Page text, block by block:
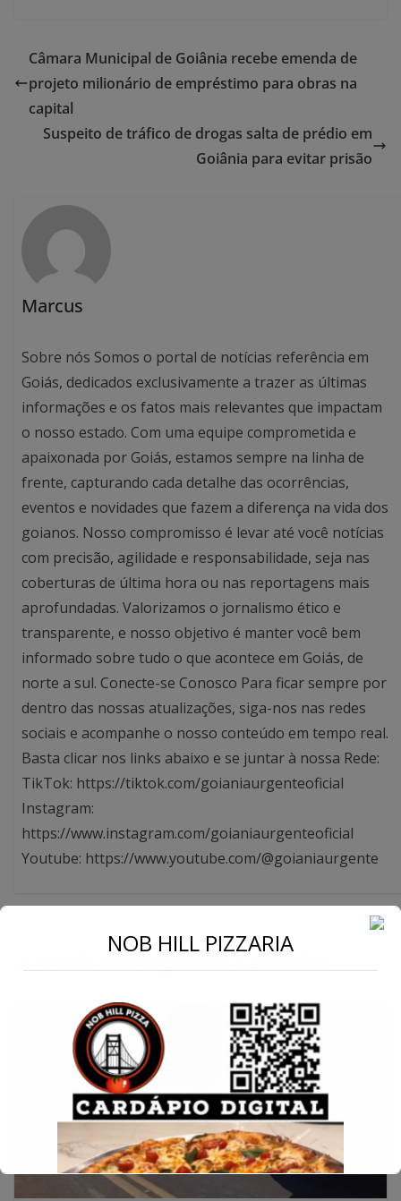
Câmara Municipal de Goiânia recebe emenda de
projeto milionário de empréstimo para obras na
capital
Suspeito de tráfico de drogas salta de prédio em
Goiânia para evitar prisão
Marcus
Sobre nós Somos o portal de notícias referência em
Goiás, dedicados exclusivamente a trazer as últimas
informações e os fatos mais relevantes que impactam
o nosso estado. Com uma equipe comprometida e
apaixonada por Goiás, estamos sempre na linha de
frente, capturando cada detalhe das ocorrências,
eventos e novidades que fazem a diferença na vida dos
goianos. Nosso compromisso é levar até você notícias
com precisão, agilidade e responsabilidade, seja nas
coberturas de última hora ou nas reportagens mais
aprofundadas. Valorizamos o jornalismo ético e
transparente, e nosso objetivo é manter você bem
informado sobre tudo o que acontece em Goiás, de
norte a sul. Conecte-se Conosco Para ficar sempre por
dentro das nossas atualizações, siga-nos nas redes
sociais e acompanhe o nosso conteúdo em tempo real.
Basta clicar nos links abaixo e se juntar à nossa Rede:
TikTok: https://tiktok.com/goianiaurgenteoficial
Instagram:
https://www.instagram.com/goianiaurgenteoficial
Youtube: https://www.youtube.com/@goianiaurgente
Você pode gostar também
NOB HILL PIZZARIA